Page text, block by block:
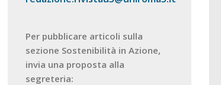
Per pubblicare articoli sulla
sezione Sostenibilità in Azione,
invia una proposta alla
segreteria: